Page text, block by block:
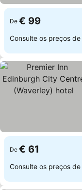
De € 99
Consulte os preços de
De € 61
Consulte os preços de